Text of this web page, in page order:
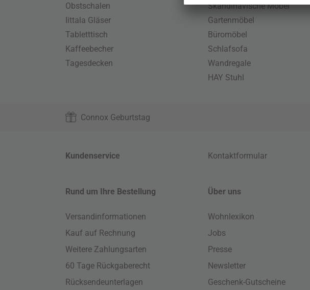
Obstschalen
Iittala Gläser
Tabletttisch
Kaffeebecher
Tagesdecken
Skandinavische Möbel
Gartenmöbel
Büromöbel
Schlafsofa
Wandregale
HAY Stuhl
Connox Geburtstag
Kundenservice Kontaktformular
Rund um Ihre Bestellung
Versandinformationen
Kauf auf Rechnung
Weitere Zahlungsarten
60 Tage Rückgaberecht
Rücksendeunterlagen
Über uns
Wohnlexikon
Jobs
Presse
Newsletter
Geschenk-Gutscheine